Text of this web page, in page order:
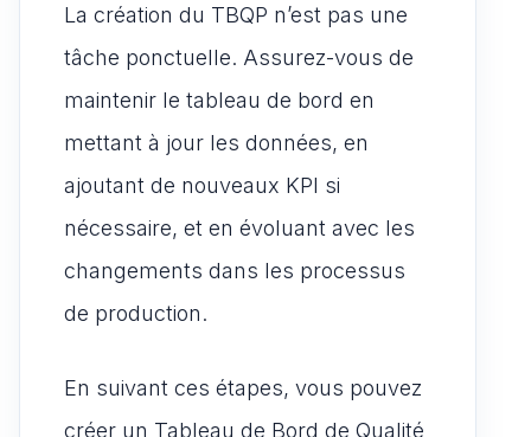
La création du TBQP n’est pas une
tâche ponctuelle. Assurez-vous de
maintenir le tableau de bord en
mettant à jour les données, en
ajoutant de nouveaux KPI si
nécessaire, et en évoluant avec les
changements dans les processus
de production.
En suivant ces étapes, vous pouvez
créer un Tableau de Bord de Qualité